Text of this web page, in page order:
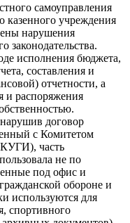
самоуправления
казенного учреждения
нарушения
законодательства.
исполнения бюджета,
составления и
отчетности, а
и распоряжения
договор
с Комитетом
часть
не по
под офис и
обороне и
используются для
спортивного